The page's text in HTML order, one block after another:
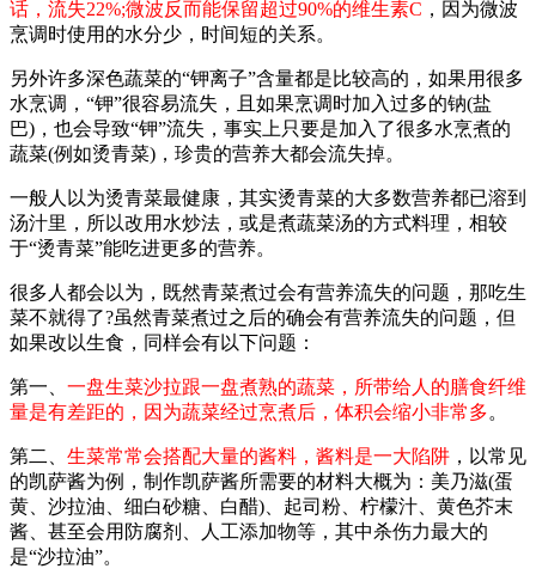
话，流失22%;微波反而能保留超过90%的维生素C ，因为微波
烹调时使用的水分少，时间短的关系。
另外许多深色蔬菜的“钾离子”含量都是比较高的，如果用很多
水烹调，“钾”很容易流失，且如果烹调时加入过多的钠(盐
巴)，也会导致“钾”流失，事实上只要是加入了很多水烹煮的
蔬菜(例如烫青菜)，珍贵的营养大都会流失掉。
一般人以为烫青菜最健康，其实烫青菜的大多数营养都已溶到
汤汁里，所以改用水炒法，或是煮蔬菜汤的方式料理，相较
于“烫青菜”能吃进更多的营养。
很多人都会以为，既然青菜煮过会有营养流失的问题，那吃生
菜不就得了?虽然青菜煮过之后的确会有营养流失的问题，但
如果改以生食，同样会有以下问题：
第一、 一盘生菜沙拉跟一盘煮熟的蔬菜，所带给人的膳食纤维
量是有差距的，因为蔬菜经过烹煮后，体积会缩小非常多。
第二、 生菜常常会搭配大量的酱料，酱料是一大陷阱 ，以常见
的凯萨酱为例，制作凯萨酱所需要的材料大概为：美乃滋(蛋
黄、沙拉油、细白砂糖、白醋)、起司粉、柠檬汁、黄色芥末
酱、甚至会用防腐剂、人工添加物等，其中杀伤力最大的
是“沙拉油”。